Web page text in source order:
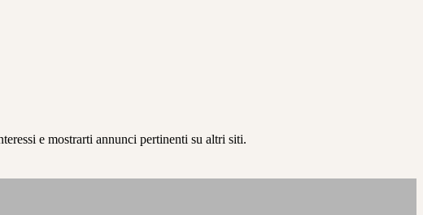
e mostrarti annunci pertinenti su altri siti.